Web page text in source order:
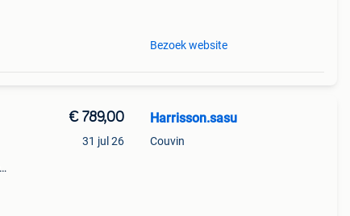
Bezoek website
€ 789,00
31 jul 26
Harrisson.sasu
Couvin